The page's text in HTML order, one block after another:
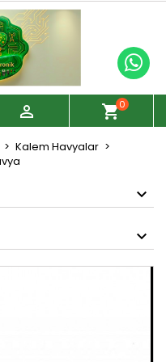
 shopping_cart0
Kalem Havyalar